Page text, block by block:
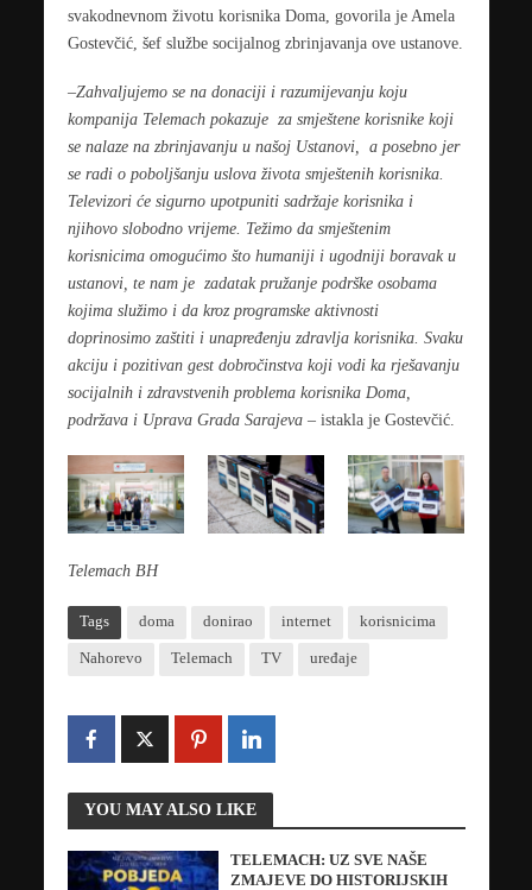
svakodnevnom životu korisnika Doma, govorila je Amela
Gostevčić, šef službe socijalnog zbrinjavanja ove ustanove.
–Zahvaljujemo se na donaciji i razumijevanju koju
kompanija Telemach pokazuje za smještene korisnike koji
se nalaze na zbrinjavanju u našoj Ustanovi, a posebno jer
se radi o poboljšanju uslova života smještenih korisnika.
Televizori će sigurno upotpuniti sadržaje korisnika i
njihovo slobodno vrijeme. Težimo da smještenim
korisnicima omogućimo što humaniji i ugodniji boravak u
ustanovi, te nam je zadatak pružanje podrške osobama
kojima služimo i da kroz programske aktivnosti
doprinosimo zaštiti i unapređenju zdravlja korisnika. Svaku
akciju i pozitivan gest dobročinstva koji vodi ka rješavanju
socijalnih i zdravstvenih problema korisnika Doma,
podržava i Uprava Grada Sarajeva– istakla je Gostevčić.
Telemach BH
Tags doma donirao internet korisnicima
Nahorevo Telemach TV uređaje
YOU MAY ALSO LIKE
TELEMACH: UZ SVE NAŠE
ZMAJEVE DO HISTORIJSKIH